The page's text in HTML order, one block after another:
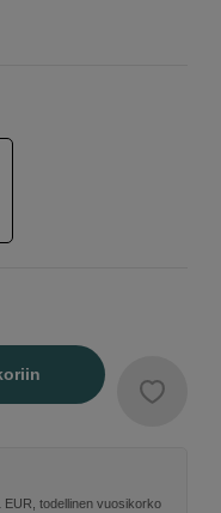
todellinen vuosikorko